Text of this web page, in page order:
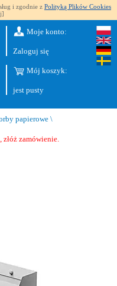
i zgodnie z Polityką Plików Cookies
Moje konto:
Zaloguj się
Mój koszyk:
jest pusty
papierowe \
zamówienie.